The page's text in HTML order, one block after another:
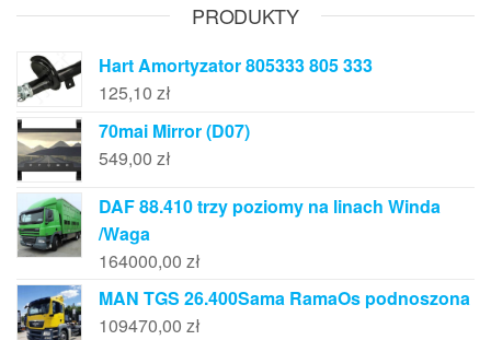
PRODUKTY
Hart Amortyzator 805333 805 333
125,10 zł
70mai Mirror (D07)
549,00 zł
DAF 88.410 trzy poziomy na linach Winda
/Waga
164000,00 zł
MAN TGS 26.400Sama RamaOs podnoszona
109470,00 zł